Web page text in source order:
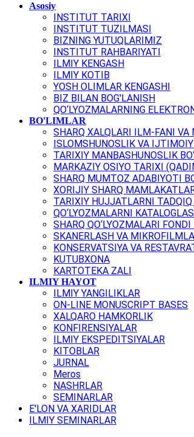
Asosiy
INSTITUT TARIXI
INSTITUT TUZILMASI
BIZNING YUTUQLARIMIZ
INSTITUT RAHBARIYATI
ILMIY KENGASH
ILMIY KOTIB
YOSH OLIMLAR KENGASHI
BIZ BILAN BOG'LANISH
QO‘LYOZMALARNING
BO'LIMLAR
SHARQ XALQLARI ILM-FANI VA
ISLOMSHUNOSLIK VA
TARIXIY MANBASHUNOSLIK
MARKAZIY OSIYO TARIXI
SHARQ MUMTOZ ADABIYOTI
XORIJIY SHARQ
TARIXIY HUJJATLARNI
QO‘LYOZMALARNI
SHARQ QO‘LYOZMALARI FONDI
SKANERLASH VA
KONSERVATSIYA VA
KUTUBXONA
KARTOTEKA ZALI
ILMIY HAYOT
ILMIY YANGILIKLAR
ON-LINE MONUSCRIPT BASES
XALQARO HAMKORLIK
KONFIRENSIYALAR
ILMIY EKSPEDITSIYALAR
KITOBLAR
JURNAL
Meros
NASHRLAR
SEMINARLAR
E'LON VA XARIDLAR
ILMIY SEMINARLAR